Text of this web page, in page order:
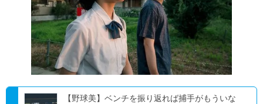
【野球美】ベンチを振り返れば捕手がもういな